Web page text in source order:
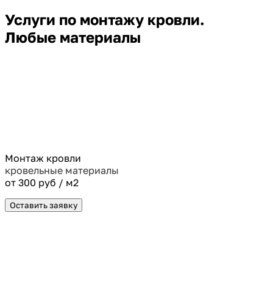
Услуги по монтажу кровли.
Любые материалы
Монтаж кровли
кровельные материалы
от 300 руб / м2
Оставить заявку